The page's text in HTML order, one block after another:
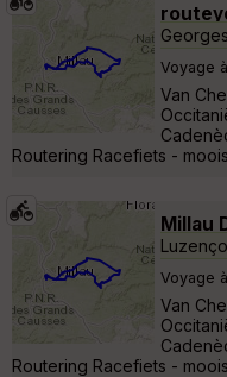
Voyage
Van
Routering Racefiets -
Millau
Voyage
Van
Routering Racefiets -